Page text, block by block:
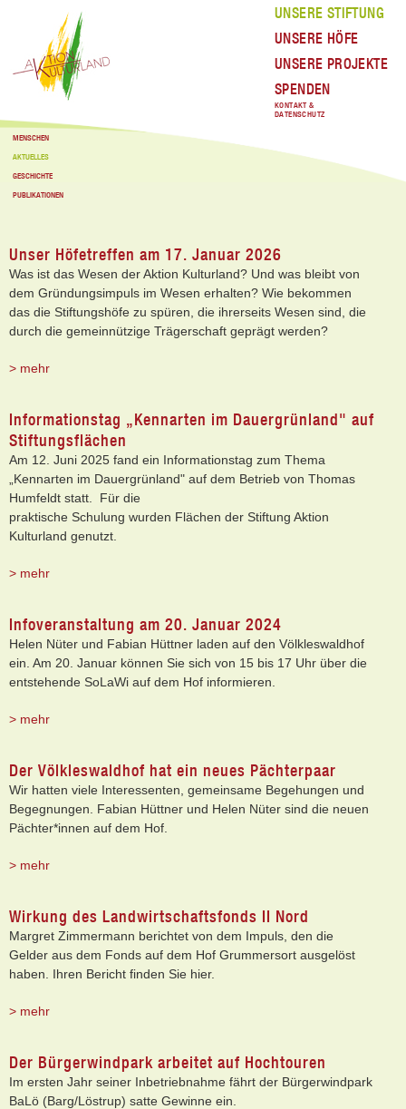
UNSERE STIFTUNG
UNSERE HÖFE
UNSERE PROJEKTE
SPENDEN
KONTAKT &
DATENSCHUTZ
MENSCHEN
AKTUELLES
GESCHICHTE
PUBLIKATIONEN
Unser Höfetreffen am 17. Januar 2026
Was ist das Wesen der Aktion Kulturland? Und was bleibt von
dem Gründungsimpuls im Wesen erhalten? Wie bekommen
das die Stiftungshöfe zu spüren, die ihrerseits Wesen sind, die
durch die gemeinnützige Trägerschaft geprägt werden?
> mehr
Informationstag „Kennarten im Dauergrünland" auf
Stiftungsflächen
Am 12. Juni 2025 fand ein Informationstag zum Thema
„Kennarten im Dauergrünland" auf dem Betrieb von Thomas
Humfeldt statt. Für die
praktische Schulung wurden Flächen der Stiftung Aktion
Kulturland genutzt.
> mehr
Infoveranstaltung am 20. Januar 2024
Helen Nüter und Fabian Hüttner laden auf den Völkleswaldhof
ein. Am 20. Januar können Sie sich von 15 bis 17 Uhr über die
entstehende SoLaWi auf dem Hof informieren.
> mehr
Der Völkleswaldhof hat ein neues Pächterpaar
Wir hatten viele Interessenten, gemeinsame Begehungen und
Begegnungen. Fabian Hüttner und Helen Nüter sind die neuen
Pächter*innen auf dem Hof.
> mehr
Wirkung des Landwirtschaftsfonds II Nord
Margret Zimmermann berichtet von dem Impuls, den die
Gelder aus dem Fonds auf dem Hof Grummersort ausgelöst
haben. Ihren Bericht finden Sie hier.
> mehr
Der Bürgerwindpark arbeitet auf Hochtouren
Im ersten Jahr seiner Inbetriebnahme fährt der Bürgerwindpark
BaLö (Barg/Löstrup) satte Gewinne ein.